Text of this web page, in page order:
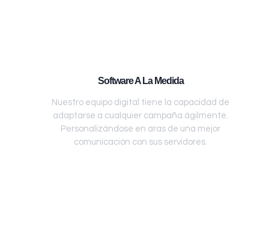
Software A La Medida
Nuestro equipo digital tiene la capacidad de
adaptarse a cualquier campaña ágilmente.
Personalizándose en aras de una mejor
comunicación con sus servidores.